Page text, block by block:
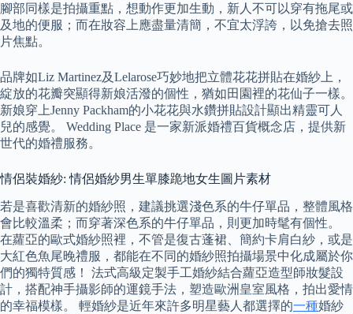
腳部同樣是拍攝重點，想動作更加生動，新人不可以穿有拖尾或
及地的便服；而在妝容上應盡量清簡，不宜太浮誇，以免搶去照
片焦點。
品牌如Liz Martinez及Lelarose巧妙地把立體花花拼貼在婚紗上，
綻放的花瓣突顯得新娘活潑的個性，猶如田園裡的花仙子一樣。
新娘穿上Jenny Packham的小花花與水鑽拼貼設計顯出精靈可人
兒的感覺。 Wedding Place 是一家新派婚禮百貨概念店，提供新
世代的婚禮服務。
情侶裝婚紗: 情侶婚紗男生單膝跪地女生圖片素材
若是喜歡清新的婚紗照，建議挑選淺色系的牛仔單品，整體風格
會比較溫柔；而穿著深色系的牛仔單品，則更加時髦有個性。
在蘿亞的歐式婚紗照裡，不管是復古蓬裙、簡約卡肩白紗，或是
大紅色魚尾晚禮服，都能在不同的婚紗照拍攝場景中化成屬於你
們的獨特質感！ 法式高級定製手工婚紗結合蘿亞造型師妝髮設
計，搭配神手攝影師的運鏡手法，塑造歐洲皇室風格，拍出愛情
的幸福模樣。 輕婚紗是近年來許多明星藝人都選擇的一種婚紗